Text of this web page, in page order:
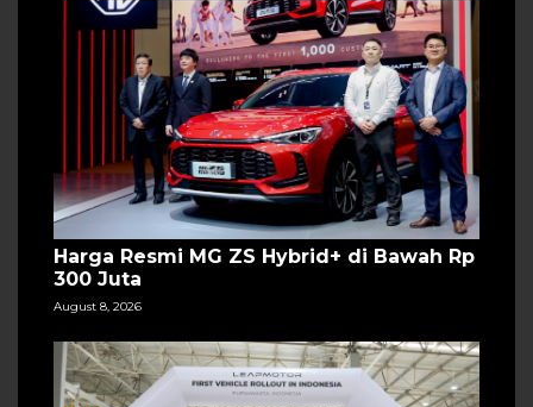
Harga Resmi MG ZS Hybrid+ di Bawah Rp
300 Juta
August 8, 2026